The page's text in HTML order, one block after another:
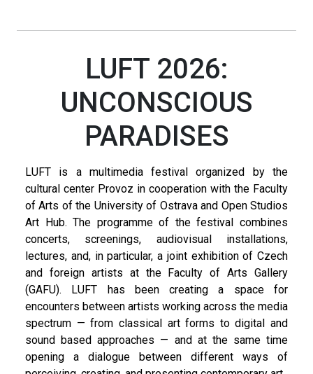
LUFT 2026:
UNCONSCIOUS
PARADISES
LUFT is a multimedia festival organized by the
cultural center Provoz in cooperation with the Faculty
of Arts of the University of Ostrava and Open Studios
Art Hub. The programme of the festival combines
concerts, screenings, audiovisual installations,
lectures, and, in particular, a joint exhibition of Czech
and foreign artists at the Faculty of Arts Gallery
(GAFU). LUFT has been creating a space for
encounters between artists working across the media
spectrum — from classical art forms to digital and
sound based approaches — and at the same time
opening a dialogue between different ways of